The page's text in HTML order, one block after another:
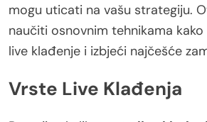
mogu uticati na vašu strategiju.
naučiti osnovnim tehnikama
live klađenje i izbjeći najčešće
Vrste Live Klađenja